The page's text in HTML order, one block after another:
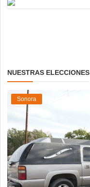
NUESTRAS ELECCIONES
Sonora